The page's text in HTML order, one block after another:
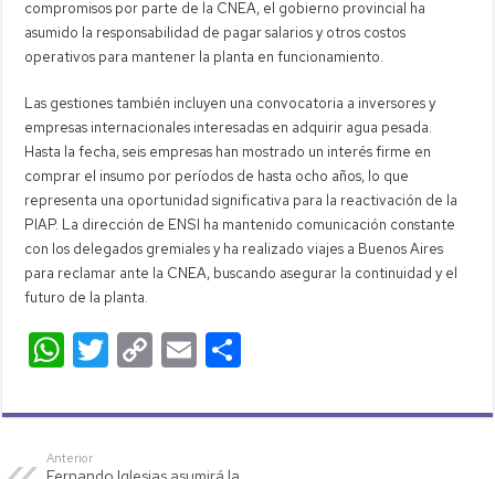
compromisos por parte de la CNEA, el gobierno provincial ha
asumido la responsabilidad de pagar salarios y otros costos
operativos para mantener la planta en funcionamiento.
Las gestiones también incluyen una convocatoria a inversores y
empresas internacionales interesadas en adquirir agua pesada.
Hasta la fecha, seis empresas han mostrado un interés firme en
comprar el insumo por períodos de hasta ocho años, lo que
representa una oportunidad significativa para la reactivación de la
PIAP. La dirección de ENSI ha mantenido comunicación constante
con los delegados gremiales y ha realizado viajes a Buenos Aires
para reclamar ante la CNEA, buscando asegurar la continuidad y el
futuro de la planta.
W
at
s
T
tt
C
p
E
ail m
Anterior